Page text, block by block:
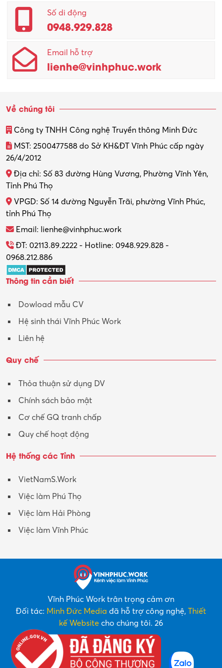
Quản lý – Giám đốc
Quản lý chất lượng – QC
Quản lý sản xuất
Quản trị kinh doanh
Thiết kế nội thất
Thợ máy – Ô tô – Xe máy
Thực tập
Tổ chức sự kiện – Quà tặng
Trợ lý
Tư vấn
Tư vấn – Kiến trúc
Y tế-Dược
Số di động
0948.929.828
Email hỗ trợ
lienhe@vinhphuc.work
Về chúng tôi
Công ty TNHH Công nghệ Truyền thông Minh Đức
MST: 2500477588 do Sở KH&ĐT Vĩnh Phúc cấp ngày
26/4/2012
Địa chỉ: Số 83 đường Hùng Vương, Phường Vĩnh Yên,
Tỉnh Phú Thọ
VPGD: Số 14 đường Nguyễn Trãi, phường Vĩnh Phúc,
tỉnh Phú Thọ
Email: lienhe@vinhphuc.work
ĐT: 02113.89.2222 - Hotline: 0948.929.828 -
0968.212.886
Thông tin cần biết
Dowload mẫu CV
Hệ sinh thái Vĩnh Phúc Work
Liên hệ
Quy chế
Thỏa thuận sử dụng DV
Chính sách bảo mật
Cơ chế GQ tranh chấp
Quy chế hoạt động
Hệ thống các Tỉnh
VietNamS.Work
Việc làm Phú Thọ
Việc làm Hải Phòng
Việc làm Vĩnh Phúc
Vĩnh Phúc Work trân trọng cảm ơn
Đối tác: Minh Đức Media đã hỗ trợ công nghệ, Thiết
kế Website cho chúng tôi. 26